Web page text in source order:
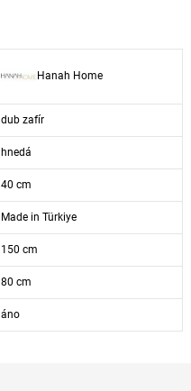
Hanah Home
dub zafír
hnedá
40 cm
Made in Türkiye
150 cm
80 cm
áno